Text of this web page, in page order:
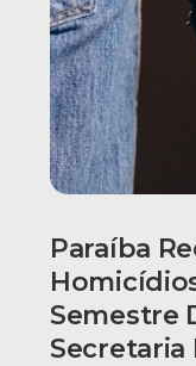
Paraíba
Semestre
Secretaria